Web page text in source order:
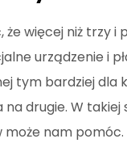
więcej niż trzy i
urządzenie i
tym bardziej dla
drugie. W
nam